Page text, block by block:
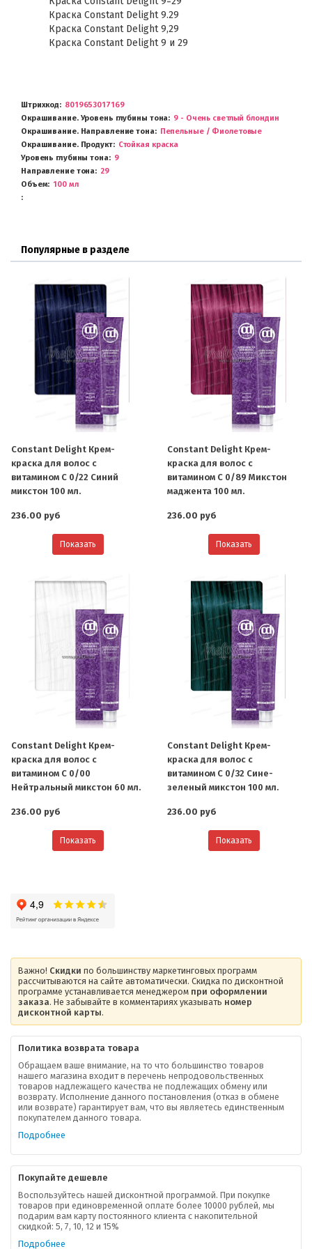
Краска Constant Delight 9.29
Краска Constant Delight 9,29
Краска Constant Delight 9 и 29
Штрихкод
8019653017169
Окрашивание. Уровень глубины тона
9 - Очень светлый блондин
Окрашивание. Направление тона
Пепельные / Фиолетовые
Окрашивание. Продукт
Стойкая краска
Уровень глубины тона
9
Направление тона
29
Объем
100 мл
Популярные в разделе
Constant Delight Крем-
краска для волос с
витамином С 0/22 Синий
микстон 100 мл.
236.00 руб
Показать
Constant Delight Крем-
краска для волос с
витамином С 0/89 Микстон
маджента 100 мл.
236.00 руб
Показать
Constant Delight Крем-
краска для волос с
витамином С 0/00
Нейтральный микстон 60 мл.
236.00 руб
Показать
Constant Delight Крем-
краска для волос с
витамином С 0/32 Сине-
зеленый микстон 100 мл.
236.00 руб
Показать
Важно! Скидки по большинству маркетинговых программ
рассчитываются на сайте автоматически. Скидка по дисконтной
программе устанавливается менеджером при оформлении
заказа. Не забывайте в комментариях указывать номер
дисконтной карты.
Политика возврата товара
Обращаем ваше внимание, на то что большинство товаров
нашего магазина входит в перечень непродовольственных
товаров надлежащего качества не подлежащих обмену или
возврату. Исполнение данного постановления (отказ в обмене
или возврате) гарантирует вам, что вы являетесь единственным
покупателем данного товара.
Подробнее
Покупайте дешевле
Воспользуйтесь нашей дисконтной программой. При покупке
товаров при единовременной оплате более 10000 рублей, мы
подарим вам карту постоянного клиента с накопительной
скидкой: 5, 7, 10, 12 и 15%
Подробнее
О компании
Ваша скидка
Контактная информация
В помощь покупателю
Форма обратной связи